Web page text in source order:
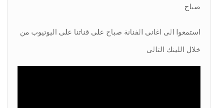
صباح
استمعوا الى اغانى الفنانة صباح على قناتنا على اليوتيوب من
خلال اللينك التالى